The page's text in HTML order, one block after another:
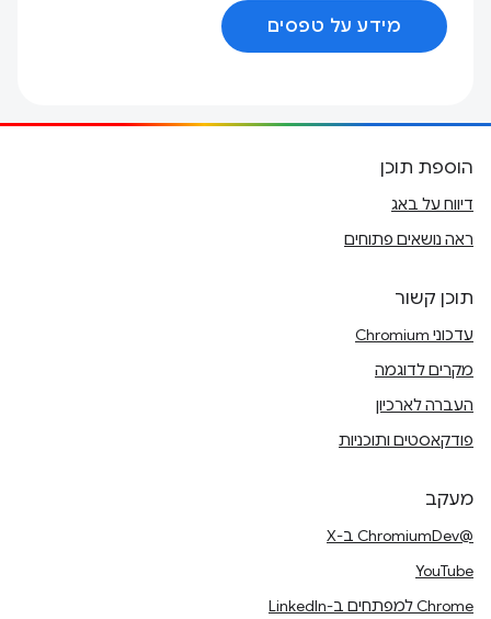
מידע על טפסים
הוספת תוכן
דיווח על באג
ראה נושאים פתוחים
תוכן קשור
עדכוני Chromium
מקרים לדוגמה
העברה לארכיון
פודקאסטים ותוכניות
מעקב
@ChromiumDev ב-X
YouTube
Chrome למפתחים ב-LinkedIn